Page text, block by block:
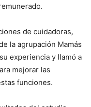
de cuidadoras,
la agrupación Mamás
experiencia y llamó a
mejorar las
funciones.